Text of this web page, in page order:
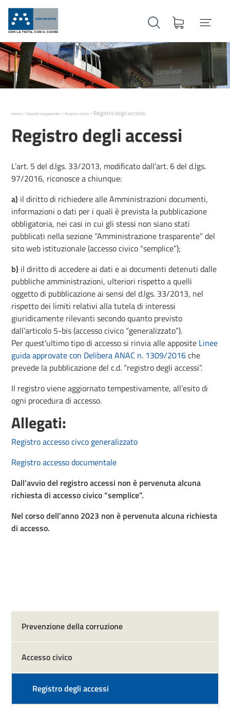
Home Società trasparente Accesso civico Registro degli accessi
Registro degli accessi
L’art. 5 del d.lgs. 33/2013, modificato dall’art. 6 del d.lgs.
97/2016, riconosce a chiunque:
a) il diritto di richiedere alle Amministrazioni documenti,
informazioni o dati per i quali è prevista la pubblicazione
obbligatoria, nei casi in cui gli stessi non siano stati
pubblicati nella sezione “Amministrazione trasparente” del
sito web istituzionale (accesso civico “semplice”);
b) il diritto di accedere ai dati e ai documenti detenuti dalle
pubbliche amministrazioni, ulteriori rispetto a quelli
oggetto di pubblicazione ai sensi del d.lgs. 33/2013, nel
rispetto dei limiti relativi alla tutela di interessi
giuridicamente rilevanti secondo quanto previsto
dall’articolo 5-bis (accesso civico “generalizzato”).
Per quest’ultimo tipo di accesso si rinvia alle apposite Linee
guida approvate con Delibera ANAC n. 1309/2016che
prevede la pubblicazione del c.d. “registro degli accessi”.
Il registro viene aggiornato tempestivamente, all’esito di
ogni procedura di accesso.
Allegati:
Registro accesso civco generalizzato
Registro accesso documentale
Dall’avvio del registro accessi non è pervenuta alcuna
richiesta di accesso civico “semplice”.
Nel corso dell’anno 2023 non è pervenuta alcuna richiesta
di accesso.
Prevenzione della corruzione
Accesso civico
Registro degli accessi